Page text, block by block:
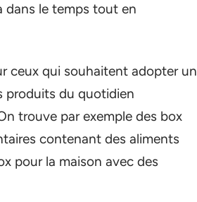
dans le temps tout en
ceux qui souhaitent adopter un
produits du quotidien
trouve par exemple des box
contenant des aliments
pour la maison avec des